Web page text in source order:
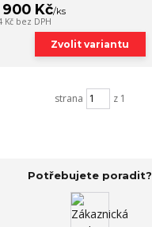
Kč/ks
Kč bez DPH
Zvolit variantu
strana z 1
Potřebujete poradit?